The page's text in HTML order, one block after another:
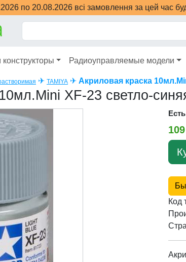
по 20.08.2026 всі замовлення за цей час
Радиоуправляемые модели
✈ TAMIYA ✈ Акриловая краска
XF-23 светло-
Код